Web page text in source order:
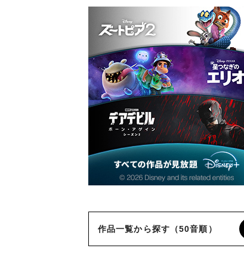
作品一覧から探す（50音順）